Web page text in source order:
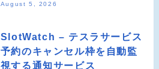
August 5, 2026
SlotWatch – テスラサービス
予約のキャンセル枠を自動監
視する通知サービス